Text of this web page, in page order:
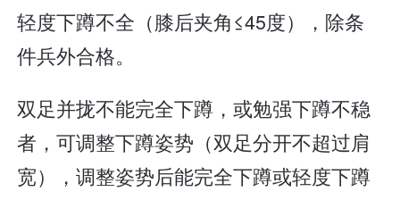
轻度下蹲不全（膝后夹角≤45度），除条
件兵外合格。
双足并拢不能完全下蹲，或勉强下蹲不稳
者，可调整下蹲姿势（双足分开不超过肩
宽），调整姿势后能完全下蹲或轻度下蹲